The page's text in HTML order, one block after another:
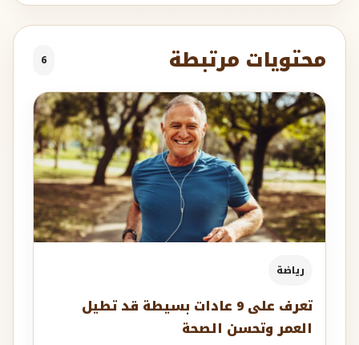
محتويات مرتبطة 6
رياضة
تعرف على 9 عادات بسيطة قد تطيل
العمر وتحسن الصحة